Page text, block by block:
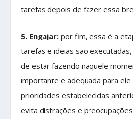
tarefas depois de fazer essa
5. Engajar: por fim, essa é a
tarefas e ideias são executadas,
de estar fazendo naquele
importante e adequada para ele
prioridades estabelecidas
evita distrações e